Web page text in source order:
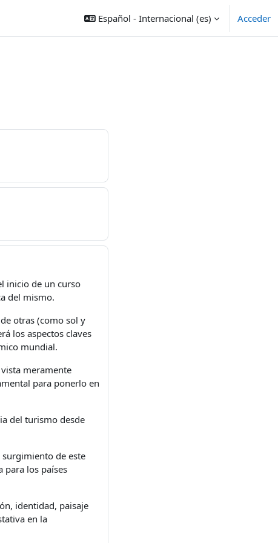
Español - Internacional ‎(es)‎ Acceder
inicio de un curso
del mismo.
otras (como sol y
los aspectos claves
mundial.
meramente
para ponerlo en
del turismo desde
de este
para los países
identidad, paisaje
en la